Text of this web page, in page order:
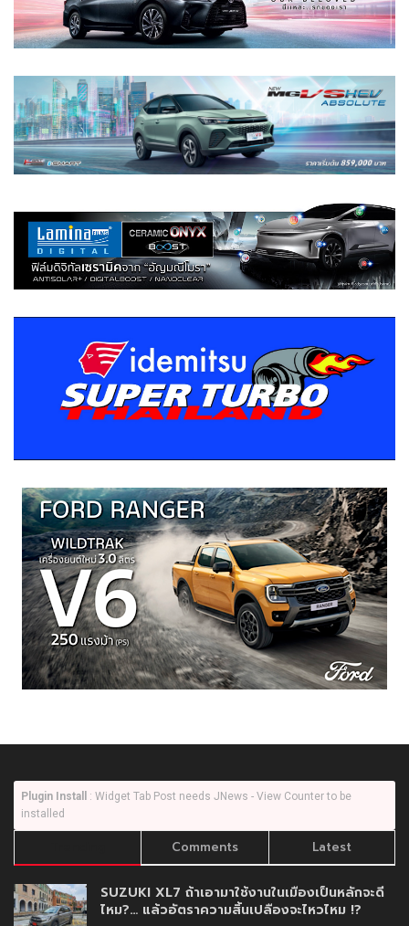
Plugin Install
: Widget Tab Post needs JNews - View Counter to be
installed
Comments Latest
SUZUKI XL7 ถ้าเอามาใช้งานในเมืองเป็นหลักจะดี
ไหม?… แล้วอัตราความสิ้นเปลืองจะไหวไหม !?